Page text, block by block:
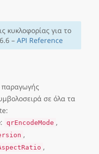
κυκλοφορίας για το
– API Reference
παραγωγής
σε όλα τα
: qrEncodeMode ,
,
,